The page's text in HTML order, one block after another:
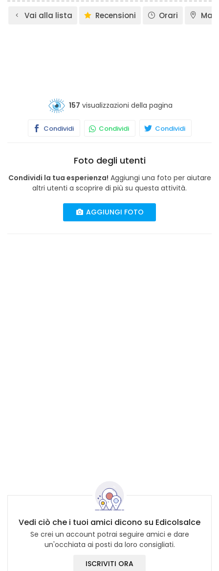
Vai alla lista Recensioni Orari
157 visualizzazioni della pagina
Condividi Condividi Condividi
Foto degli utenti
Condividi la tua esperienza! Aggiungi una foto per aiutare
altri utenti a scoprire di più su questa attività.
AGGIUNGI FOTO
Vedi ciò che i tuoi amici dicono su Edicolsalce
Se crei un account potrai seguire amici e dare
un'occhiata ai posti da loro consigliati.
ISCRIVITI ORA